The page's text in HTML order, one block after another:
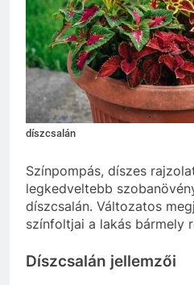
díszcsalán
Színpompás, díszes
legkedveltebb
díszcsalán. Változatos
színfoltjai a lakás bármely
Díszcsalán jellemzői